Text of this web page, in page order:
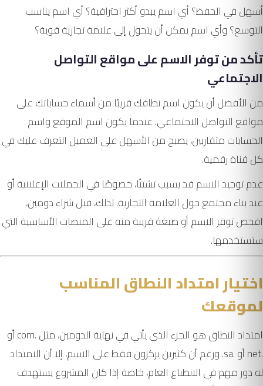
أسهل في الحفظ؟ أي اسم يبدو أكثر احترافية؟ أي اسم يناسب
التوسع؟ وأي اسم يمكن أن يتحول إلى علامة تجارية قوية؟
تأكد من توفر الاسم على مواقع التواصل
الاجتماعي
من الأفضل أن يكون اسم نطاقك قريبًا من أسماء حساباتك على
مواقع التواصل الاجتماعي. عندما يكون اسم الموقع واسم
الحسابات متقاربين، يصبح من الأسهل على العميل التعرف عليك في
كل قناة رقمية.
عدم توحيد الاسم قد يسبب تشتتًا، خصوصًا في الحملات الإعلانية أو
عند بناء مجتمع حول العلامة التجارية. لذلك، قبل شراء دومين،
افحص توفر الاسم أو صيغة قريبة منه على المنصات الأساسية التي
ستستخدمها.
اختيار امتداد النطاق المناسب
لموقعك
امتداد النطاق هو الجزء الذي يأتي في نهاية الدومين، مثل .com أو
.net أو .sa. ورغم أن كثيرين يركزون فقط على الاسم، إلا أن الامتداد
له دور مهم في الانطباع العام، خاصة إذا كان المشروع يستهدف